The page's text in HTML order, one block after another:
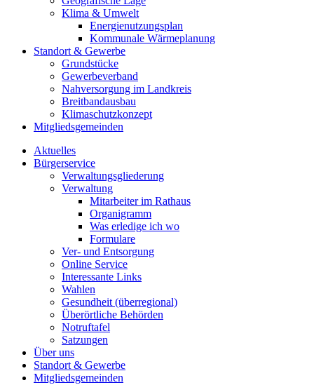
Klima & Umwelt
Energienutzungsplan
Kommunale Wärmeplanung
Standort & Gewerbe
Grundstücke
Gewerbeverband
Nahversorgung im Landkreis
Breitbandausbau
Klimaschutzkonzept
Mitgliedsgemeinden
Aktuelles
Bürgerservice
Verwaltungsgliederung
Verwaltung
Mitarbeiter im Rathaus
Organigramm
Was erledige ich wo
Formulare
Ver- und Entsorgung
Online Service
Interessante Links
Wahlen
Gesundheit (überregional)
Überörtliche Behörden
Notruftafel
Satzungen
Über uns
Standort & Gewerbe
Mitgliedsgemeinden